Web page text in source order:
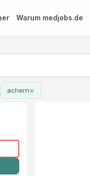
Warum medjobs.de
achern×